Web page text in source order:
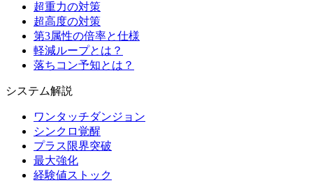
超重力の対策
超高度の対策
第3属性の倍率と仕様
軽減ループとは？
落ちコン予知とは？
システム解説
ワンタッチダンジョン
シンクロ覚醒
プラス限界突破
最大強化
経験値ストック